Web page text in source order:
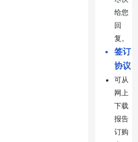
给您
回
复。
签订
协议
可从
网上
下载
报告
订购